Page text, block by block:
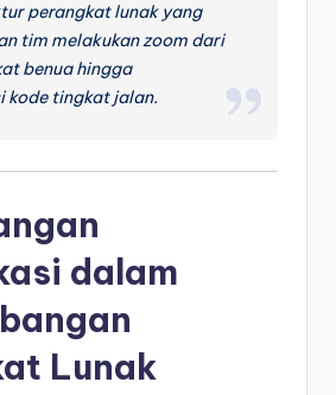
perangkat lunak yang
tim melakukan zoom dari
benua hingga
kode tingkat jalan.
dalam
Lunak